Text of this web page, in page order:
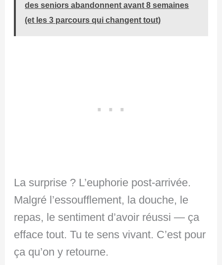
des seniors abandonnent avant 8 semaines
(et les 3 parcours qui changent tout)
La surprise ? L’euphorie post-arrivée.
Malgré l’essoufflement, la douche, le
repas, le sentiment d’avoir réussi — ça
efface tout. Tu te sens vivant. C’est pour
ça qu’on y retourne.